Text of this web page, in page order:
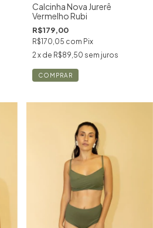
Calcinha Nova Jurerê
Vermelho Rubi
R$179,00
R$170,05 com Pix
2 x de R$89,50 sem juros
COMPRAR